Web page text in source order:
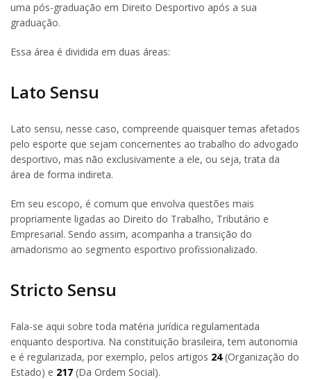
uma pós-graduação em Direito Desportivo após a sua
graduação.
Essa área é dividida em duas áreas:
Lato Sensu
Lato sensu, nesse caso, compreende quaisquer temas afetados
pelo esporte que sejam concernentes ao trabalho do advogado
desportivo, mas não exclusivamente a ele, ou seja, trata da
área de forma indireta.
Em seu escopo, é comum que envolva questões mais
propriamente ligadas ao Direito do Trabalho, Tributário e
Empresarial. Sendo assim, acompanha a transição do
amadorismo ao segmento esportivo profissionalizado.
Stricto Sensu
Fala-se aqui sobre toda matéria jurídica regulamentada
enquanto desportiva. Na constituição brasileira, tem autonomia
e é regularizada, por exemplo, pelos artigos 24(Organização do
Estado) e 217 (Da Ordem Social).